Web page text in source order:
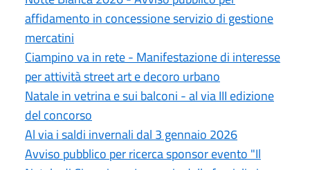
affidamento in concessione servizio di gestione
mercatini
Ciampino va in rete - Manifestazione di interesse
per attività street art e decoro urbano
Natale in vetrina e sui balconi - al via III edizione
del concorso
Al via i saldi invernali dal 3 gennaio 2026
Avviso pubblico per ricerca sponsor evento "Il